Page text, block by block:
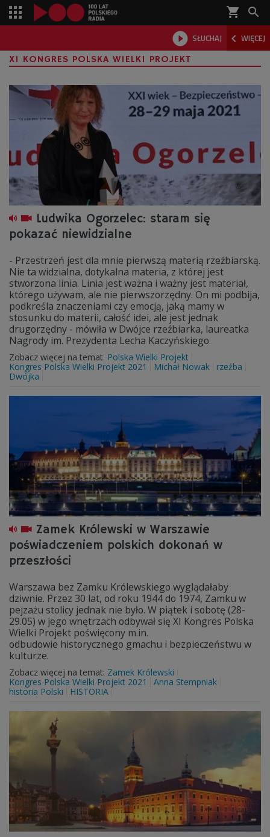
shopping_cart 
 SŁUCHAJ  WIĘCEJ

XI KONGRES POLSKA WIELKI PROJEKT
Ludwika Ogorzelec: staram się
pokazać niewidzialne
- Przestrzeń jest dla mnie pierwszą materią rzeźbiarską.
Nie ta widzialna, dotykalna materia, z której jest
stworzona linia. Linia jest ważna i ważny jest materiał,
którego używam, ale nie pierwszorzędny. On mi podbija,
podkreśla znaczeniami czy emocją, jaką mamy w
stosunku do materii, całość idei, ale jest jednak
drugorzędny - mówiła w Dwójce rzeźbiarka, laureatka
Nagrody im. Prezydenta Lecha Kaczyńskiego.
Zobacz więcej na temat: Polska Wielki Projekt
Kongres Polska Wielki Projekt 2021
Michał Nowak
rzeźba
Dwójka
Zamek Królewski w Warszawie
poświadczeniem polskich dokonań w
przeszłości
Warszawa bez Zamku Królewskiego wyglądałaby
dziwnie. Przez 30 lat, od roku 1944 do 1974, Zamku w
pejzażu stolicy jednak nie było. W piątek i sobotę (28-
29.05) w jego wnętrzach odbywał się XI Kongres Polska
Wielki Projekt poświęcony m.in.
odbudowie historycznego gmachu i bezpieczeństwu w
kulturze.
Zobacz więcej na temat: Zamek Królewski
Kongres Polska Wielki Projekt 2021
Anna Stempniak
historia Polski
HISTORIA